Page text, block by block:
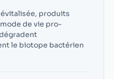
produits
de vie pro-
le biotope bactérien